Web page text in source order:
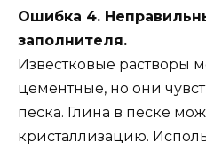
Ошибка 4.
заполнителя.
Известковые растворы
цементные, но они
песка. Глина в песке
кристаллизацию.